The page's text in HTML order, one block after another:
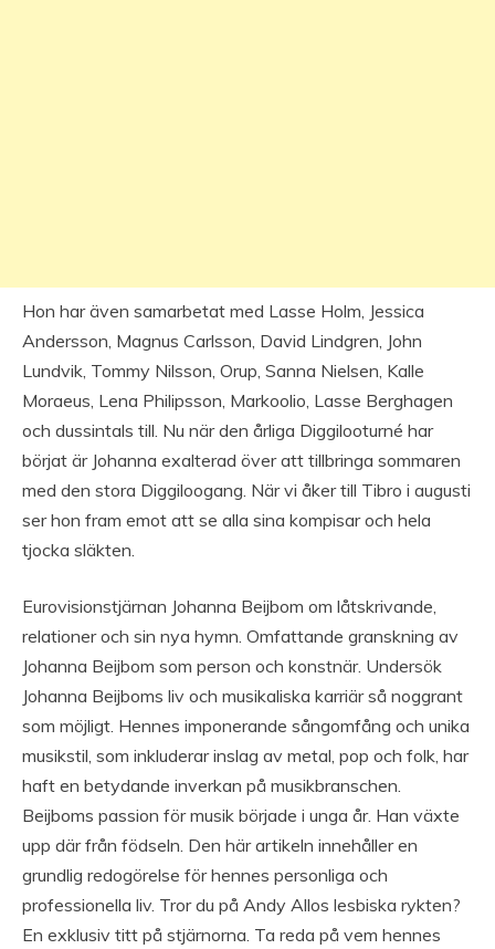
Hon har även samarbetat med Lasse Holm, Jessica
Andersson, Magnus Carlsson, David Lindgren, John
Lundvik, Tommy Nilsson, Orup, Sanna Nielsen, Kalle
Moraeus, Lena Philipsson, Markoolio, Lasse Berghagen
och dussintals till. Nu när den årliga Diggilooturné har
börjat är Johanna exalterad över att tillbringa sommaren
med den stora Diggiloogang. När vi åker till Tibro i augusti
ser hon fram emot att se alla sina kompisar och hela
tjocka släkten.
Eurovisionstjärnan Johanna Beijbom om låtskrivande,
relationer och sin nya hymn. Omfattande granskning av
Johanna Beijbom som person och konstnär. Undersök
Johanna Beijboms liv och musikaliska karriär så noggrant
som möjligt. Hennes imponerande sångomfång och unika
musikstil, som inkluderar inslag av metal, pop och folk, har
haft en betydande inverkan på musikbranschen.
Beijboms passion för musik började i unga år. Han växte
upp där från födseln. Den här artikeln innehåller en
grundlig redogörelse för hennes personliga och
professionella liv. Tror du på Andy Allos lesbiska rykten?
En exklusiv titt på stjärnorna. Ta reda på vem hennes